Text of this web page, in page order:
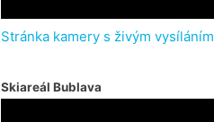
Stránka kamery s živým vysíláním
Skiareál Bublava